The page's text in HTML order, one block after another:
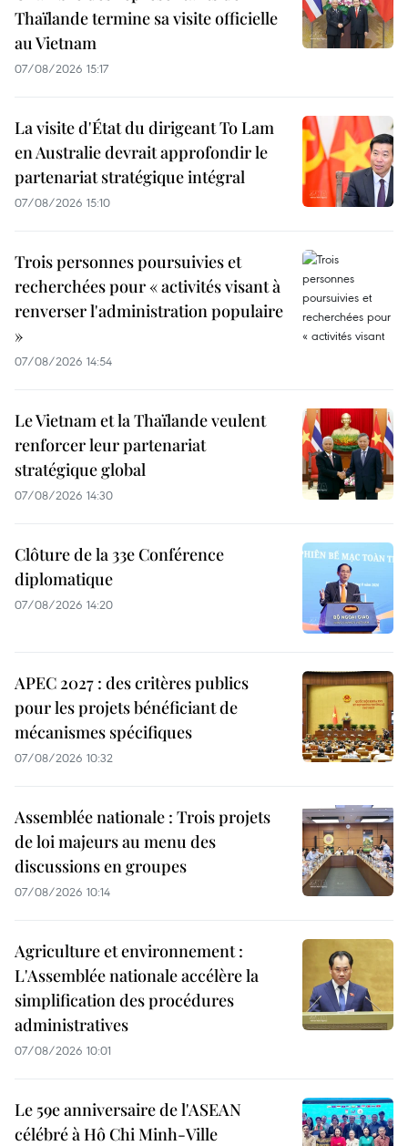
Thaïlande termine sa visite officielle
au Vietnam
07/08/2026 15:17
La visite d'État du dirigeant To Lam
en Australie devrait approfondir le
partenariat stratégique intégral
07/08/2026 15:10
Trois personnes poursuivies et
recherchées pour « activités visant à
renverser l'administration populaire
»
07/08/2026 14:54
Le Vietnam et la Thaïlande veulent
renforcer leur partenariat
stratégique global
07/08/2026 14:30
Clôture de la 33e Conférence
diplomatique
07/08/2026 14:20
APEC 2027 : des critères publics
pour les projets bénéficiant de
mécanismes spécifiques
07/08/2026 10:32
Assemblée nationale : Trois projets
de loi majeurs au menu des
discussions en groupes
07/08/2026 10:14
Agriculture et environnement :
L'Assemblée nationale accélère la
simplification des procédures
administratives
07/08/2026 10:01
Le 59e anniversaire de l'ASEAN
célébré à Hô Chi Minh-Ville